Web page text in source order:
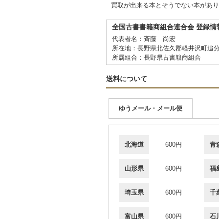
買取が出来る本とそうでない本があ
全国古書書籍商組合連合会 登録情
代表者名：斉藤 尚宏
所在地：長野県北佐久郡軽井沢町
所属組合：長野県古書籍商組合
送料について
ゆうメール・メール便
北海道 600円 青
山形県 600円 福
埼玉県 600円 千
富山県 600円 石